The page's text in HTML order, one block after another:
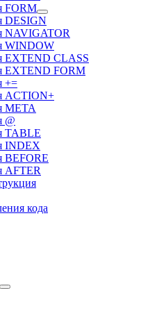
FORM
DESIGN
NAVIGATOR
WINDOW
EXTEND CLASS
EXTEND FORM
+=
ACTION+
META
@
TABLE
INDEX
BEFORE
AFTER
кода